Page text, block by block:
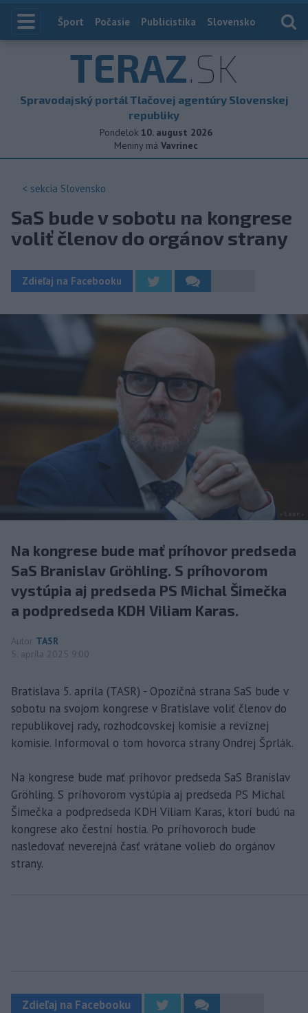
Index
Šport Počasie Publicistika Slovensko
TERAZ.SK
Spravodajský portál Tlačovej agentúry Slovenskej
republiky
Pondelok 10. august 2026
Meniny má Vavrinec
< sekcia Slovensko
SaS bude v sobotu na kongrese
voliť členov do orgánov strany
Zdieľaj na Facebooku
Na kongrese bude mať príhovor predseda
SaS Branislav Gröhling. S príhovorom
vystúpia aj predseda PS Michal Šimečka
a podpredseda KDH Viliam Karas.
Autor TASR
5. apríla 2025 9:00
Bratislava 5. apríla (TASR) - Opozičná strana SaS bude v
sobotu na svojom kongrese v Bratislave voliť členov do
republikovej rady, rozhodcovskej komisie a revíznej
komisie. Informoval o tom hovorca strany Ondrej Šprlák.
Na kongrese bude mať príhovor predseda SaS Branislav
Gröhling. S príhovorom vystúpia aj predseda PS Michal
Šimečka a podpredseda KDH Viliam Karas, ktorí budú na
kongrese ako čestní hostia. Po príhovoroch bude
nasledovať neverejná časť vrátane volieb do orgánov
strany.
Zdieľaj na Facebooku